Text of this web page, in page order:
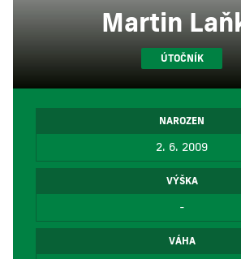
Martin
ÚTOČNÍK
NAROZEN
2. 6. 2009
VÝŠKA
-
VÁHA